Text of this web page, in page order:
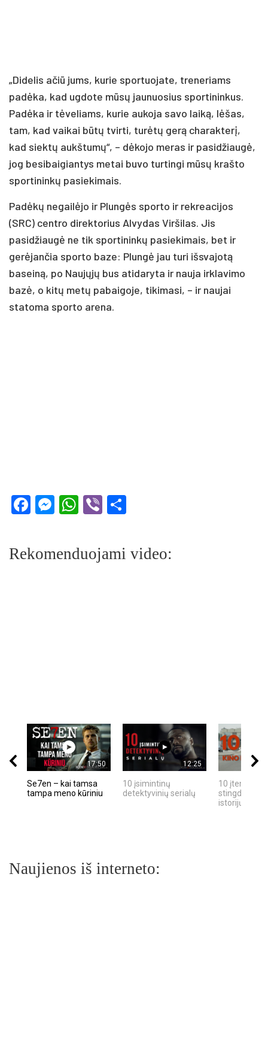
„Didelis ačiū jums, kurie sportuojate, treneriams
padėka, kad ugdote mūsų jaunuosius sportininkus.
Padėka ir tėveliams, kurie aukoja savo laiką, lėšas,
tam, kad vaikai būtų tvirti, turėtų gerą charakterį,
kad siektų aukštumų“, – dėkojo meras ir pasidžiaugė,
jog besibaigiantys metai buvo turtingi mūsų krašto
sportininkų pasiekimais.
Padėkų negailėjo ir Plungės sporto ir rekreacijos
(SRC) centro direktorius Alvydas Viršilas. Jis
pasidžiaugė ne tik sportininkų pasiekimais, bet ir
gerėjančia sporto baze: Plungė jau turi išsvajotą
baseiną, po Naujųjų bus atidaryta ir nauja irklavimo
bazė, o kitų metų pabaigoje, tikimasi, – ir naujai
statoma sporto arena.
Facebook
Messenger
WhatsApp
Viber
Rekomenduojami video:
17:50
Se7en – kai tamsa
tampa meno kūriniu
12:25
10 įsimintinų
detektyvinių serialų
10 įtemptų,
stingdančių
istorijų
Naujienos iš interneto: